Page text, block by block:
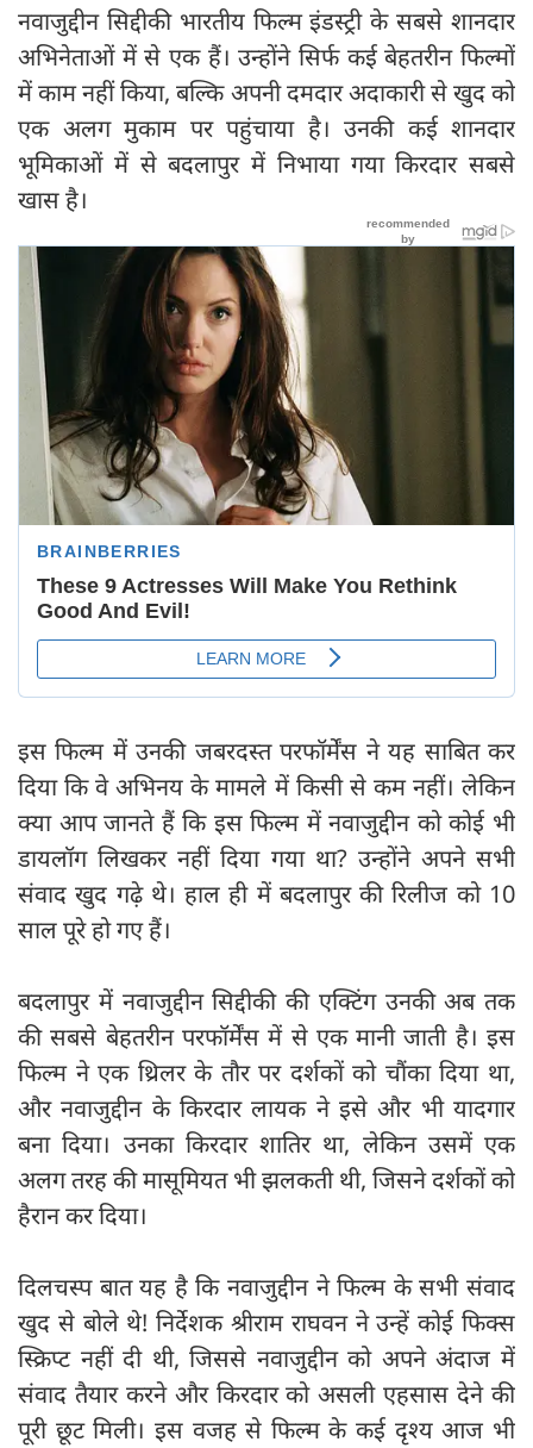
नवाजुद्दीन सिद्दीकी भारतीय फिल्म इंडस्ट्री के सबसे शानदार
अभिनेताओं में से एक हैं। उन्होंने सिर्फ कई बेहतरीन फिल्मों
में काम नहीं किया, बल्कि अपनी दमदार अदाकारी से खुद को
एक अलग मुकाम पर पहुंचाया है। उनकी कई शानदार
भूमिकाओं में से बदलापुर में निभाया गया किरदार सबसे
खास है।
इस फिल्म में उनकी जबरदस्त परफॉर्मेंस ने यह साबित कर
दिया कि वे अभिनय के मामले में किसी से कम नहीं। लेकिन
क्या आप जानते हैं कि इस फिल्म में नवाजुद्दीन को कोई भी
डायलॉग लिखकर नहीं दिया गया था? उन्होंने अपने सभी
संवाद खुद गढ़े थे। हाल ही में बदलापुर की रिलीज को 10
साल पूरे हो गए हैं।
बदलापुर में नवाजुद्दीन सिद्दीकी की एक्टिंग उनकी अब तक
की सबसे बेहतरीन परफॉर्मेंस में से एक मानी जाती है। इस
फिल्म ने एक थ्रिलर के तौर पर दर्शकों को चौंका दिया था,
और नवाजुद्दीन के किरदार लायक ने इसे और भी यादगार
बना दिया। उनका किरदार शातिर था, लेकिन उसमें एक
अलग तरह की मासूमियत भी झलकती थी, जिसने दर्शकों को
हैरान कर दिया।
दिलचस्प बात यह है कि नवाजुद्दीन ने फिल्म के सभी संवाद
खुद से बोले थे! निर्देशक श्रीराम राघवन ने उन्हें कोई फिक्स
स्क्रिप्ट नहीं दी थी, जिससे नवाजुद्दीन को अपने अंदाज में
संवाद तैयार करने और किरदार को असली एहसास देने की
पूरी छूट मिली। इस वजह से फिल्म के कई दृश्य आज भी